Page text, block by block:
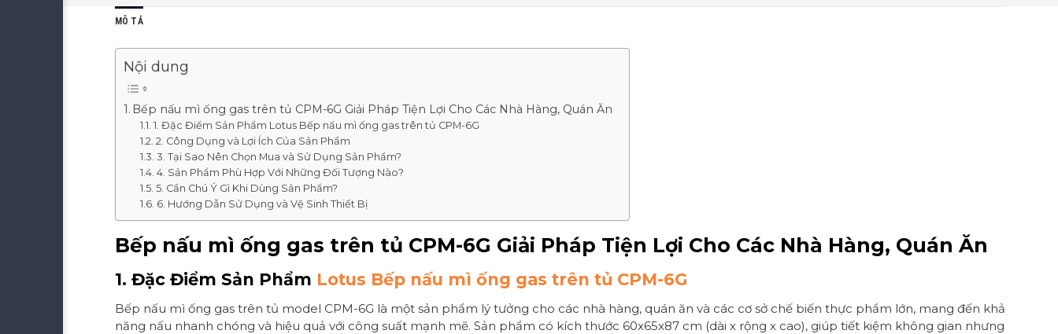
MÔ TẢ
Nội dung
Bếp nấu mì ống gas trên tủ CPM-6G Giải Pháp Tiện Lợi Cho Các Nhà Hàng, Quán Ăn
1. Đặc Điểm Sản Phẩm Lotus Bếp nấu mì ống gas trên tủ CPM-6G
2. Công Dụng và Lợi Ích Của Sản Phẩm
3. Tại Sao Nên Chọn Mua và Sử Dụng Sản Phẩm?
4. Sản Phẩm Phù Hợp Với Những Đối Tượng Nào?
5. Cần Chú Ý Gì Khi Dùng Sản Phẩm?
6. Hướng Dẫn Sử Dụng và Vệ Sinh Thiết Bị
Bếp nấu mì ống gas trên tủ CPM-6G Giải Pháp Tiện Lợi Cho Các Nhà Hàng, Quán Ăn
1. Đặc Điểm Sản Phẩm Lotus Bếp nấu mì ống gas trên tủ CPM-6G
Bếp nấu mì ống gas trên tủ model CPM-6G là một sản phẩm lý tưởng cho các nhà hàng, quán ăn và các cơ sở chế biến thực phẩm lớn, mang đến khả
năng nấu nhanh chóng và hiệu quả với công suất mạnh mẽ. Sản phẩm có kích thước 60x65x87 cm (dài x rộng x cao), giúp tiết kiệm không gian nhưng